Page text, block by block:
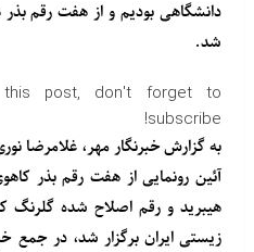
دانشگاهی بودیم و از هفت رقم
شد.
post, don't forget to
subscribe!
به گزارش خبرنگار مهر، غلامرضا
آئین رونمایی از هفت رقم بذر
هیبرید و رقم اصلاح شده گلرنگ
زیستی ایران برگزار شد، در جمع